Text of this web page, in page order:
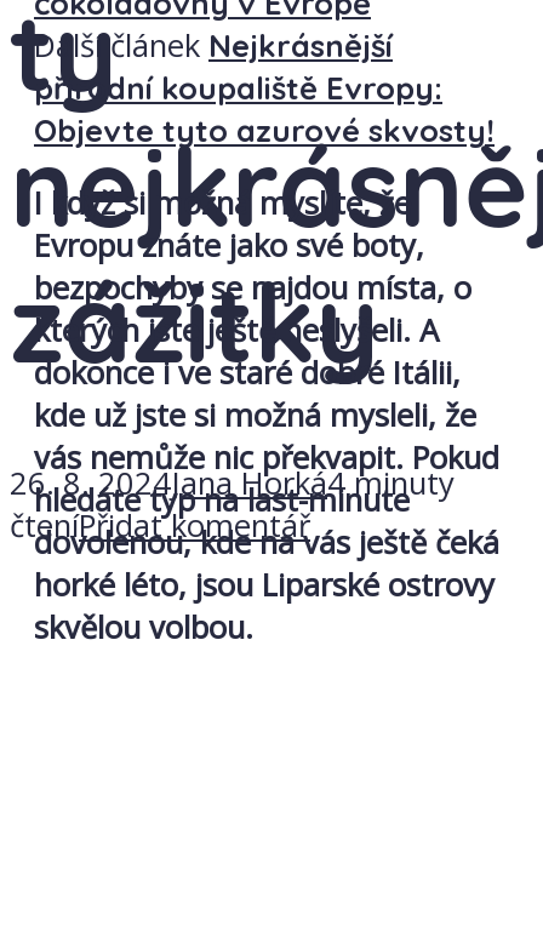
ty
zážitky
26. 8. 2024Jana Horká4 minuty
čteníPřidat komentář
Další článek Nejkrásnější
přírodní koupaliště Evropy:
Objevte tyto azurové skvosty!
I když si možná myslíte, že
Evropu znáte jako své boty,
bezpochyby se najdou místa, o
kterých jste ještě neslyšeli. A
dokonce i ve staré dobré Itálii,
kde už jste si možná mysleli, že
vás nemůže nic překvapit. Pokud
hledáte typ na last-minute
dovolenou, kde na vás ještě čeká
horké léto, jsou Liparské ostrovy
skvělou volbou.